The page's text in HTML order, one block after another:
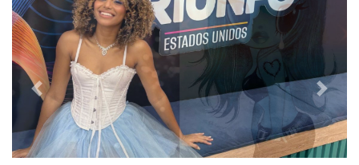
Previous Next